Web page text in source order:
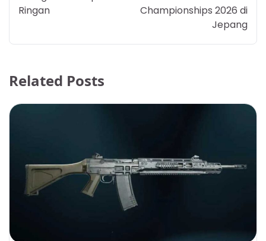
Ringan
Championships 2026 di
Jepang
Related Posts